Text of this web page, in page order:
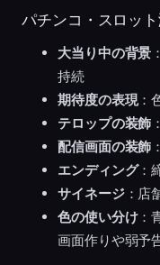
パチンコ・スロッ
大当り中の背景
持続
期待度の表現：
テロップの装飾
配信画面の装飾
エンディング：
サイネージ：店
色の使い分け：
画面作りや弱予